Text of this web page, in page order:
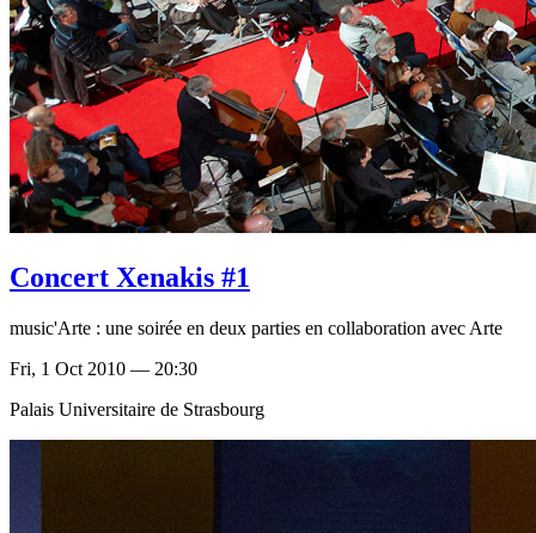
Concert Xenakis #1
music'Arte : une soirée en deux parties en collaboration avec Arte
Fri, 1 Oct 2010 — 20:30
Palais Universitaire de Strasbourg